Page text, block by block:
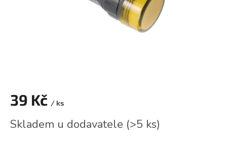
39 Kč / ks
cena:
Skladem u dodavatele (>5 ks)